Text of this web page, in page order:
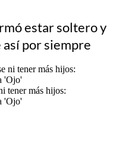
estar soltero y
por siempre
tener más hijos:
'Ojo'